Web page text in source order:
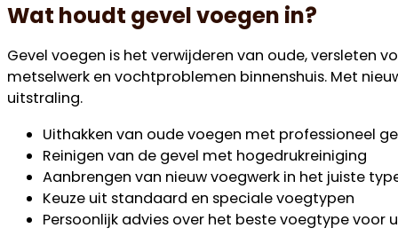
Wat houdt gevel voegen in?
Gevel voegen is het verwijderen van oude, versleten
metselwerk en vochtproblemen binnenshuis. Met
uitstraling.
Uithakken van oude voegen met professioneel
Reinigen van de gevel met hogedrukreiniging
Aanbrengen van nieuw voegwerk in het juiste
Keuze uit standaard en speciale voegtypen
Persoonlijk advies over het beste voegtype voor